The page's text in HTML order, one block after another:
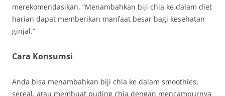
merekomendasikan, “Menambahkan biji chia ke dalam diet
harian dapat memberikan manfaat besar bagi kesehatan
ginjal.”
Cara Konsumsi
Anda bisa menambahkan biji chia ke dalam smoothies,
sereal, atau membuat puding chia dengan mencampurnya